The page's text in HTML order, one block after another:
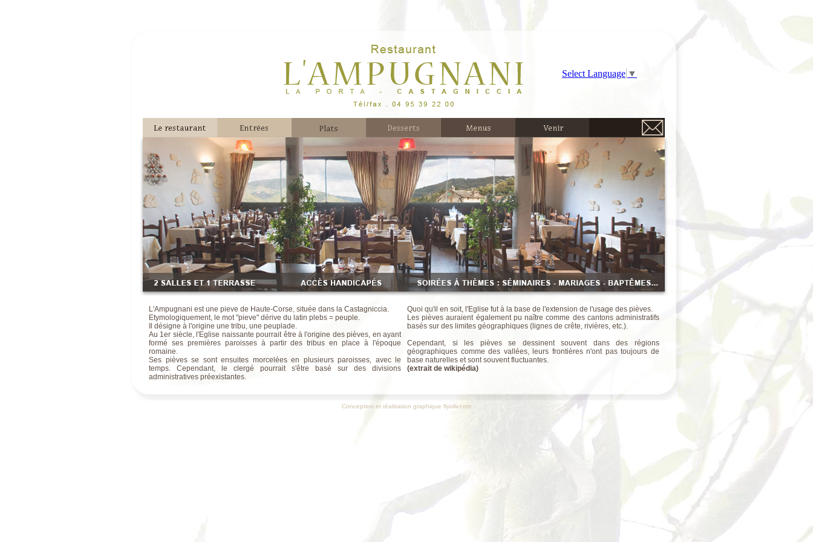
Select Language ▼
Ampugnani restaurant avec salle panoramique
Ampugnani restaurant La porta en Haute Corse
L'Ampugnani est une pieve de Haute-Corse, située dans la Castagniccia.
Etymologiquement, le mot "pieve" dérive du latin plebs = peuple.
Il désigne à l'origine une tribu, une peuplade.
Au 1er siècle, l'Eglise naissante pourrait être à l'origine des pièves, en ayant
formé ses premières paroisses à partir des tribus en place à l'époque
romaine.
Ses pièves se sont ensuites morcelées en plusieurs paroisses, avec le
temps. Cependant, le clergé pourrait s'être basé sur des divisions
administratives préexistantes.
Quoi qu'il en soit, l'Eglise fut à la base de l'extension de l'usage des pièves.
Les pièves auraient également pu naître comme des cantons administratifs
basés sur des limites géographiques (lignes de crête, rivières, etc.).
Cependant, si les pièves se dessinent souvent dans des régions
géographiques comme des vallées, leurs frontières n'ont pas toujours de
base naturelles et sont souvent fluctuantes.
(extrait de wikipédia)
Conception et réalisation graphique flyoliv.com